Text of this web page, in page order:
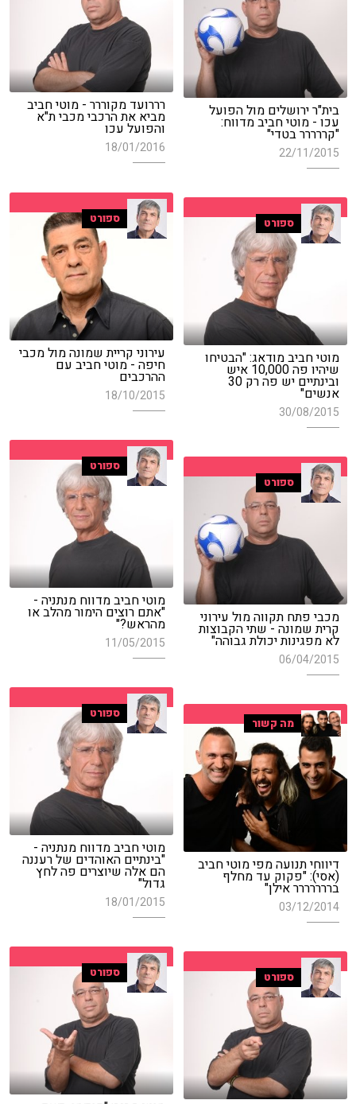
רררועד מקוררר - מוטי חביב
מביא את הרכבי מכבי ת"א
והפועל עכו
18/01/2016
בית"ר ירושלים מול הפועל
עכו - מוטי חביב מדווח:
"קררררר בטדי"
22/11/2015
ספורט
עירוני קריית שמונה מול מכבי
חיפה - מוטי חביב עם
ההרכבים
18/10/2015
ספורט
מוטי חביב מודאג: "הבטיחו
שיהיו פה 10,000 איש
ובינתיים יש פה רק 30
אנשים"
30/08/2015
ספורט
מוטי חביב מדווח מנתניה -
"אתם רוצים הימור מהלב או
מהראש?"
11/05/2015
ספורט
מכבי פתח תקווה מול עירוני
קרית שמונה - שתי הקבוצות
לא מפגינות יכולת גבוהה"
06/04/2015
ספורט
מוטי חביב מדווח מנתניה -
"בינתיים האוהדים של רעננה
הם אלה שיוצרים פה לחץ
גדול"
18/01/2015
מה קשור
דיווחי תנועה מפי מוטי חביב
(אסי): "פקוק עד מחלף
בררררררר אילן"
03/12/2014
ספורט ספורט